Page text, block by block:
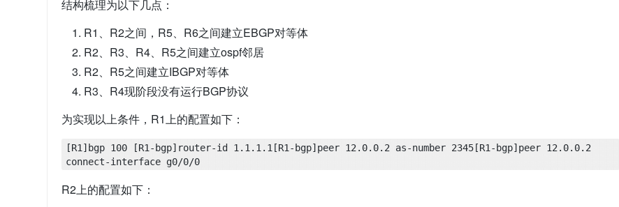
结构梳理为以下几点：
R1、R2之间，R5、R6之间建立EBGP对等体
R2、R3、R4、R5之间建立ospf邻居
R2、R5之间建立IBGP对等体
R3、R4现阶段没有运行BGP协议
为实现以上条件，R1上的配置如下：
[R1]bgp 100 [R1-bgp]router-id 1.1.1.1[R1-bgp]peer 12.0.0.2 as-number 2345[R1-bgp]peer 12.0.0.2
connect-interface g0/0/0
R2上的配置如下：